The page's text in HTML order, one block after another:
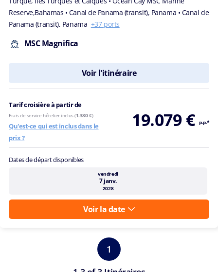
Reserve,Bahamas • Canal de Panama (transit), Panama • Canal de
Panama (transit), Panama +37 ports
MSC Magnifica
Voir l'itinéraire
Tarif croisière à partir de
19.079 € p.p.*
Frais de service hôtelier inclus (1.380 €)
Qu'est-ce qui est inclus dans le
prix ?
Dates de départ disponibles
vendredi
7 janv.
2028
Voir la date
1